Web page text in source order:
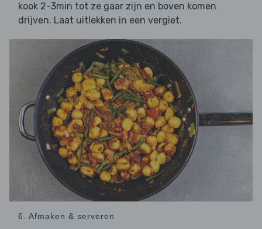
kook 2-3min tot ze gaar zijn en boven komen
drijven. Laat uitlekken in een vergiet.
6. Afmaken & serveren